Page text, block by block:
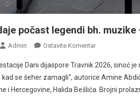
počast legendi bh. muzike
Admin Ostavite KomentarNa
Odaje
Počast
Legendi
Dani dijaspore Travnik 2026, sinoć
kad se šeher zamagli“, autorice Amine
i Hercegovine, Halida Bešlića. Brojni